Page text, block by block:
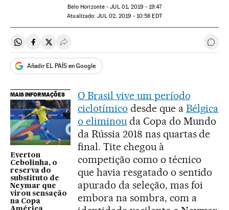
Belo Horizonte -JUL01, 2019 - 19:47
atualizado: JUL02, 2019 - 10:58 EDT
Compartir en Whatsapp
Compartir en Facebook
Compartir en Twitter
Desplegar Redes Sociales
Añadir EL PAÍS en Google
MAIS INFORMAÇÕES
Everton
Cebolinha, o
reserva do
substituto de
Neymar que
virou sensação
na Copa
O Brasil vive um período
ciclotímico desde que a Bélgica
o eliminouda Copa do Mundo
da Rússia 2018 nas quartas de
final. Tite chegou à
competição como o técnico
que havia resgatado o sentido
apurado da seleção, mas foi
embora na sombra, com a